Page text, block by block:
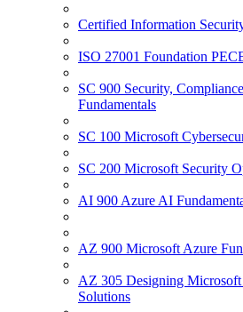
Certified Information
ISO 27001 Foundation
SC 900 Security,
Fundamentals
SC 100 Microsoft
SC 200 Microsoft Security
AI 900 Azure AI
AZ 900 Microsoft Azure
AZ 305 Designing
Solutions